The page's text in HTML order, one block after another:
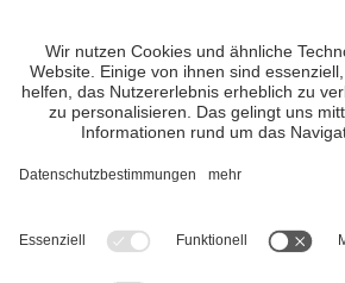
VIVOSüdtirol ist das Reiseportal für
besuchen, sondern wirklich erleben
tollen Unterkünften und
Trotz genauer Arbeit und ständigem
Informieren Sie sich